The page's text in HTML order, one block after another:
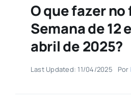
O que fazer no
Semana de 12
abril de 2025?
Last Updated: 11/04/2025 Por